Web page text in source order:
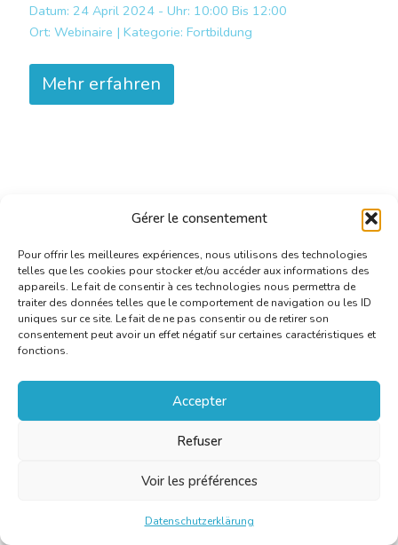
Gérer le consentement
Pour offrir les meilleures expériences, nous utilisons des technologies
telles que les cookies pour stocker et/ou accéder aux informations des
appareils. Le fait de consentir à ces technologies nous permettra de
traiter des données telles que le comportement de navigation ou les ID
uniques sur ce site. Le fait de ne pas consentir ou de retirer son
consentement peut avoir un effet négatif sur certaines caractéristiques et
fonctions.
Accepter
Refuser
Voir les préférences
Datenschutzerklärung
Datum: 24 April 2024 - Uhr: 10:00 Bis 12:00
Ort: Webinaire | Kategorie: Fortbildung
Mehr erfahren
[NL] Reprobel: auteursrechten
voor vertalers en tolken
Datum: 17 April 2024 - Uhr: 10:00 Bis 12:00